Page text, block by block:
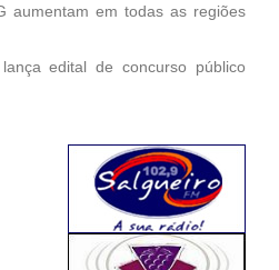
aumentam em todas as regiões
edital de concurso público